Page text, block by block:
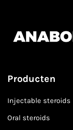
Producten
Injectable steroids
Oral steroids